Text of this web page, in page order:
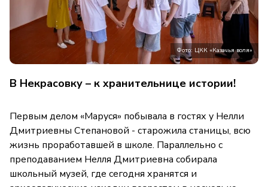
Фото: ЦКК «Казачья воля»
В Некрасовку – к хранительнице истории!
Первым делом «Маруся» побывала в гостях у Нелли
Дмитриевны Степановой - старожила станицы, всю
жизнь проработавшей в школе. Параллельно с
преподаванием Нелля Дмитриевна собирала
школьный музей, где сегодня хранятся и